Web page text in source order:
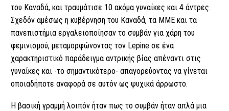
του Καναδά, και τραυμάτισε 10 ακόμα γυναίκες και 4 άντρες.
Σχεδόν αμέσως η κυβέρνηση του Καναδά, τα ΜΜΕ και τα
πανεπιστήμια εργαλειοποίησαν το συμβάν για χάρη του
φεμινισμού, μεταμορφώνοντας τον Lepine σε ένα
χαρακτηριστικό παράδειγμα αντρικής βίας απέναντι στις
γυναίκες και -το σημαντικότερο- απαγορεύοντας να γίνεται
οποιαδήποτε αναφορά σε αυτόν ως ψυχικά άρρωστο.
Η βασική γραμμή λοιπόν ήταν πως το συμβάν ήταν απλά μια